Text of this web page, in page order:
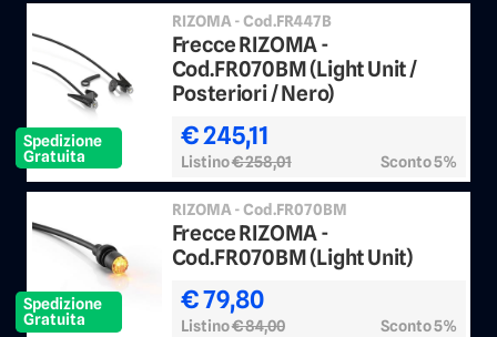
Spedizione
Gratuita
RIZOMA - Cod.FR447B
Frecce RIZOMA -
Cod.FR070BM (Light Unit /
Posteriori / Nero)
€ 245,11
Listino€ 258,01 Sconto 5%
Spedizione
Gratuita
RIZOMA - Cod.FR070BM
Frecce RIZOMA -
Cod.FR070BM (Light Unit)
€ 79,80
Listino€ 84,00 Sconto 5%